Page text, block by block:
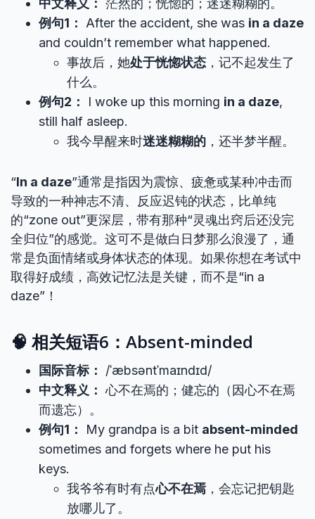
中文释义： 茫然的；恍惚的；迷迷糊糊的。
例句1：
After the accident, she was in a daze
and couldn’t remember what happened.
事故后，她处于恍惚状态 ，记不起发生了
什么。
例句2：
I woke up this morning in a daze,
still half asleep.
我今早醒来时迷迷糊糊的 ，还半梦半醒。
“In a daze”通常是指因为震惊、疲惫或某种冲击而
导致的一种神志不清、反应迟钝的状态，比单纯
的“zone out”更深层，带有那种“灵魂出窍后还没完
全归位”的感觉。这可不是做白日梦那么浪漫了，通
常是负面情绪或身体状态的体现。如果你想在考试中
取得好成绩，高效记忆法是关键，而不是“in a
daze”！
🧠 相关短语6：Absent-minded
国际音标：
/ˈæbsəntˈmaɪndɪd/
中文释义： 心不在焉的；健忘的（因心不在焉
而遗忘）。
例句1：
My grandpa is a bit absent-minded
sometimes and forgets where he put his
keys.
我爷爷有时有点心不在焉 ，会忘记把钥匙
放哪儿了。